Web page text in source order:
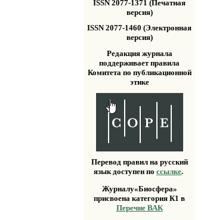
ISSN 2077-1371 (Печатная
версия)
ISSN 2077-1460 (Электронная
версия)
Редакция журнала
поддерживает правила
Комитета по публикационной
этике
Перевод правил на русский
язык доступен поссылке.
Журналу«Биосфера»
присвоена категория К1 в
Перечне ВАК